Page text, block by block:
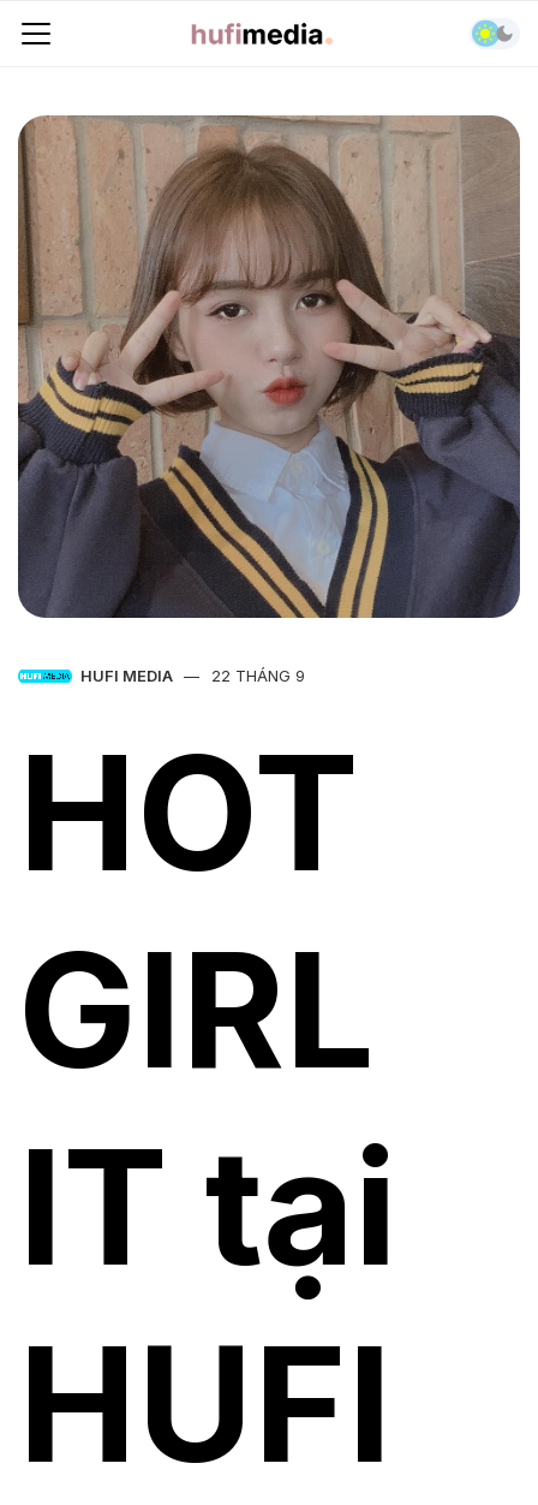
HUFI MEDIA 22 THÁNG 9
HOT
GIRL
IT tại
HUFI